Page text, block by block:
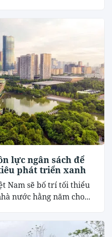
lực ngân sách để
phát triển xanh
Nam sẽ bố trí tối thiểu
nước hằng năm cho...